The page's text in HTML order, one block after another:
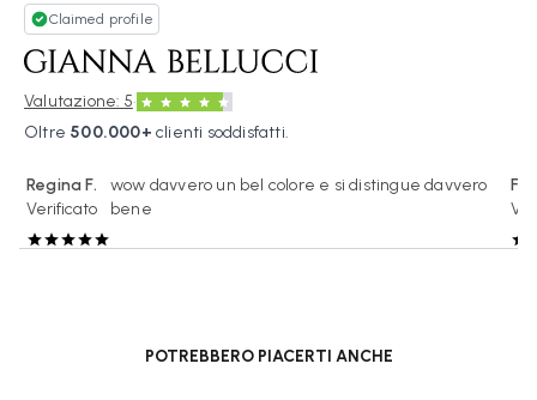
Claimed profile
Valutazione: 5·
Oltre 500.000+ clienti soddisfatti.
Regina F.
Verificato
wow davvero un bel colore e si distingue davvero
bene
POTREBBERO PIACERTI ANCHE